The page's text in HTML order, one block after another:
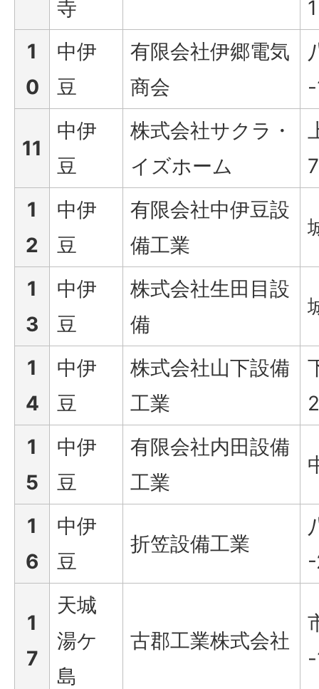
寺
1
1
0
中伊
豆
有限会社伊郷電気
商会
11
中伊
豆
株式会社サクラ・
イズホーム
1
2
中伊
豆
有限会社中伊豆設
備工業
1
3
中伊
豆
株式会社生田目設
備
1
4
中伊
豆
株式会社山下設備
工業
1
5
中伊
豆
有限会社内田設備
工業
1
6
中伊
豆
折笠設備工業
1
7
天城
湯ケ
島
古郡工業株式会社